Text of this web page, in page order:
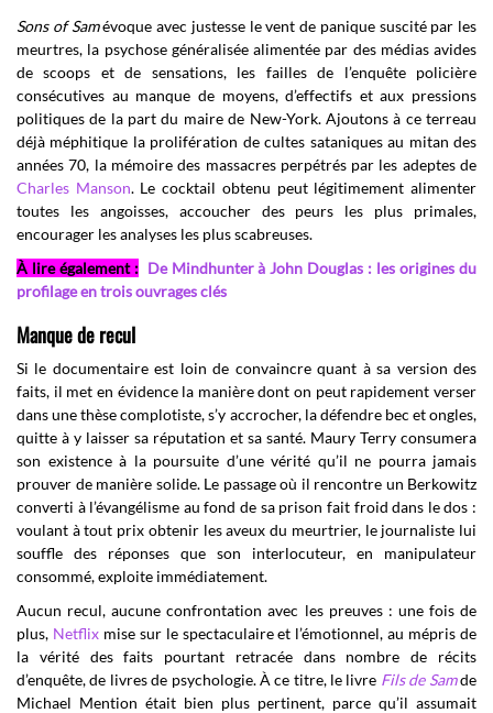
Sons of Samévoque avec justesse le vent de panique suscité par les
meurtres, la psychose généralisée alimentée par des médias avides
de scoops et de sensations, les failles de l’enquête policière
consécutives au manque de moyens, d’effectifs et aux pressions
politiques de la part du maire de New-York. Ajoutons à ce terreau
déjà méphitique la prolifération de cultes sataniques au mitan des
années 70, la mémoire des massacres perpétrés par les adeptes de
Charles Manson. Le cocktail obtenu peut légitimement alimenter
toutes les angoisses, accoucher des peurs les plus primales,
encourager les analyses les plus scabreuses.
À lire également : De Mindhunter à John Douglas : les origines du
profilage en trois ouvrages clés
Manque de recul
Si le documentaire est loin de convaincre quant à sa version des
faits, il met en évidence la manière dont on peut rapidement verser
dans une thèse complotiste, s’y accrocher, la défendre bec et ongles,
quitte à y laisser sa réputation et sa santé. Maury Terry consumera
son existence à la poursuite d’une vérité qu’il ne pourra jamais
prouver de manière solide. Le passage où il rencontre un Berkowitz
converti à l’évangélisme au fond de sa prison fait froid dans le dos :
voulant à tout prix obtenir les aveux du meurtrier, le journaliste lui
souffle des réponses que son interlocuteur, en manipulateur
consommé, exploite immédiatement.
Aucun recul, aucune confrontation avec les preuves : une fois de
plus, Netflixmise sur le spectaculaire et l’émotionnel, au mépris de
la vérité des faits pourtant retracée dans nombre de récits
d’enquête, de livres de psychologie. À ce titre, le livre Fils de Samde
Michael Mention était bien plus pertinent, parce qu’il assumait